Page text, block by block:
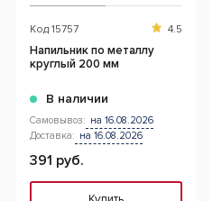
Код 15757 4.5
Напильник по металлу
круглый 200 мм
В наличии
Самовывоз: на 16.08.2026
Доставка: на 16.08.2026
391 руб.